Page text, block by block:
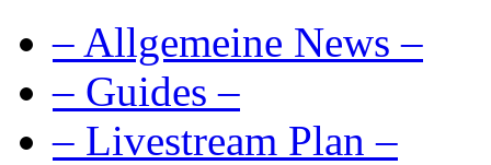
– Allgemeine News –
– Guides –
– Livestream Plan –